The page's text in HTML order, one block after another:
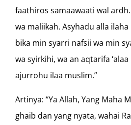
faathiros samaawaati wal
wa maliikah. Asyhadu alla ilaha
bika min syarri nafsii wa min
wa syirkihi, wa an aqtarifa
ajurrohu ilaa muslim.”
Artinya: “Ya Allah, Yang Maha
ghaib dan yang nyata, wahai